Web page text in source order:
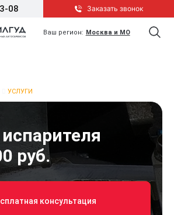
08 Заказать звонок
Ваш регион: Москва и МО
УСЛУГИ
руб.
консультация